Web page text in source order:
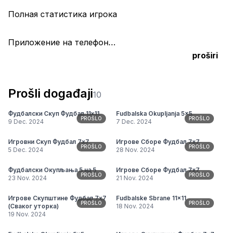
Полная статистика игрока
Приложение на телефон
Большое комьюнити для общения.
proširi
Prošli događaji10
PROŠLO
Фудбалски Скуп Фудбал 11х11
9 Dec. 2024
PROŠLO
Fudbalska Okupljanja 5x5
7 Dec. 2024
PROŠLO
Игровни Скуп Фудбал 7х7
5 Dec. 2024
PROŠLO
Игрове Сборе Фудбал 7х7
28 Nov. 2024
PROŠLO
Фудбалски Окупљања 5 на 5
23 Nov. 2024
PROŠLO
Игрове Сборе Фудбал 7х7
21 Nov. 2024
PROŠLO
Игрове Скупштине Фудбал 7х7
(Сваког уторка)
19 Nov. 2024
PROŠLO
Fudbalske Sbrane 11x11
18 Nov. 2024